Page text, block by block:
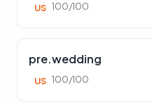
US 100/100
pre.wedding
US 100/100